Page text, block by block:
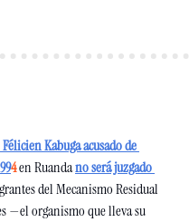
Félicien Kabuga acusado de
4 en Ruanda no será juzgado
del Mecanismo Residual
—el organismo que lleva su